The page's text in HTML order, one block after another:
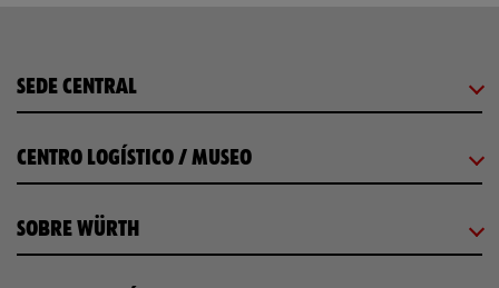
SEDE CENTRAL
CENTRO LOGÍSTICO / MUSEO
SOBRE WÜRTH